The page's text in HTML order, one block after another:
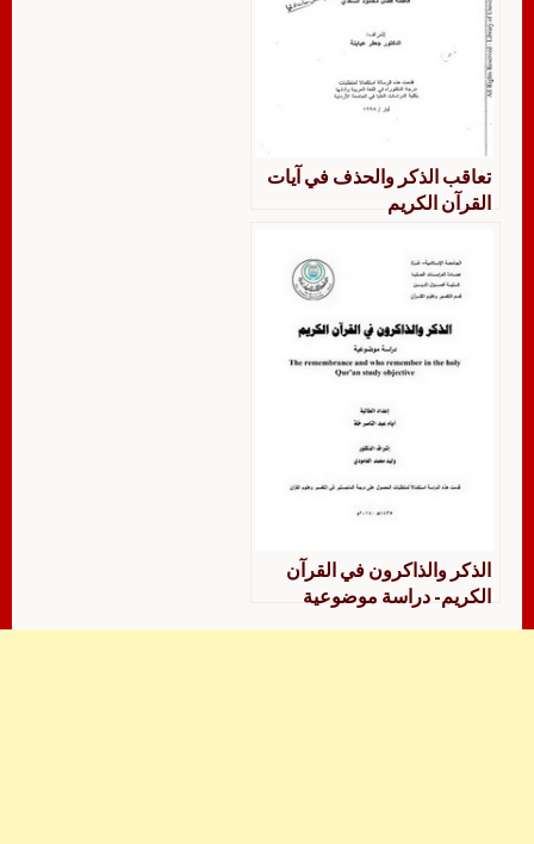
تعاقب الذكر والحذف في آيات
القرآن الكريم
الذكر والذاكرون في القرآن
الكريم- دراسة موضوعية